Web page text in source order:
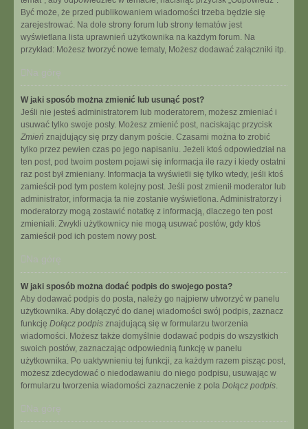
Być może, że przed publikowaniem wiadomości trzeba będzie się
zarejestrować. Na dole strony forum lub strony tematów jest
wyświetlana lista uprawnień użytkownika na każdym forum. Na
przykład: Możesz tworzyć nowe tematy, Możesz dodawać załączniki itp.
Na górę
W jaki sposób można zmienić lub usunąć post?
Jeśli nie jesteś administratorem lub moderatorem, możesz zmieniać i
usuwać tylko swoje posty. Możesz zmienić post, naciskając przycisk
Zmień znajdujący się przy danym poście. Czasami można to zrobić
tylko przez pewien czas po jego napisaniu. Jeżeli ktoś odpowiedział na
ten post, pod twoim postem pojawi się informacja ile razy i kiedy ostatni
raz post był zmieniany. Informacja ta wyświetli się tylko wtedy, jeśli ktoś
zamieścił pod tym postem kolejny post. Jeśli post zmienił moderator lub
administrator, informacja ta nie zostanie wyświetlona. Administratorzy i
moderatorzy mogą zostawić notatkę z informacją, dlaczego ten post
zmieniali. Zwykli użytkownicy nie mogą usuwać postów, gdy ktoś
zamieścił pod ich postem nowy post.
Na górę
W jaki sposób można dodać podpis do swojego posta?
Aby dodawać podpis do posta, należy go najpierw utworzyć w panelu
użytkownika. Aby dołączyć do danej wiadomości swój podpis, zaznacz
funkcję Dołącz podpis znajdującą się w formularzu tworzenia
wiadomości. Możesz także domyślnie dodawać podpis do wszystkich
swoich postów, zaznaczając odpowiednią funkcję w panelu
użytkownika. Po uaktywnieniu tej funkcji, za każdym razem pisząc post,
możesz zdecydować o niedodawaniu do niego podpisu, usuwając w
formularzu tworzenia wiadomości zaznaczenie z pola Dołącz podpis.
Na górę